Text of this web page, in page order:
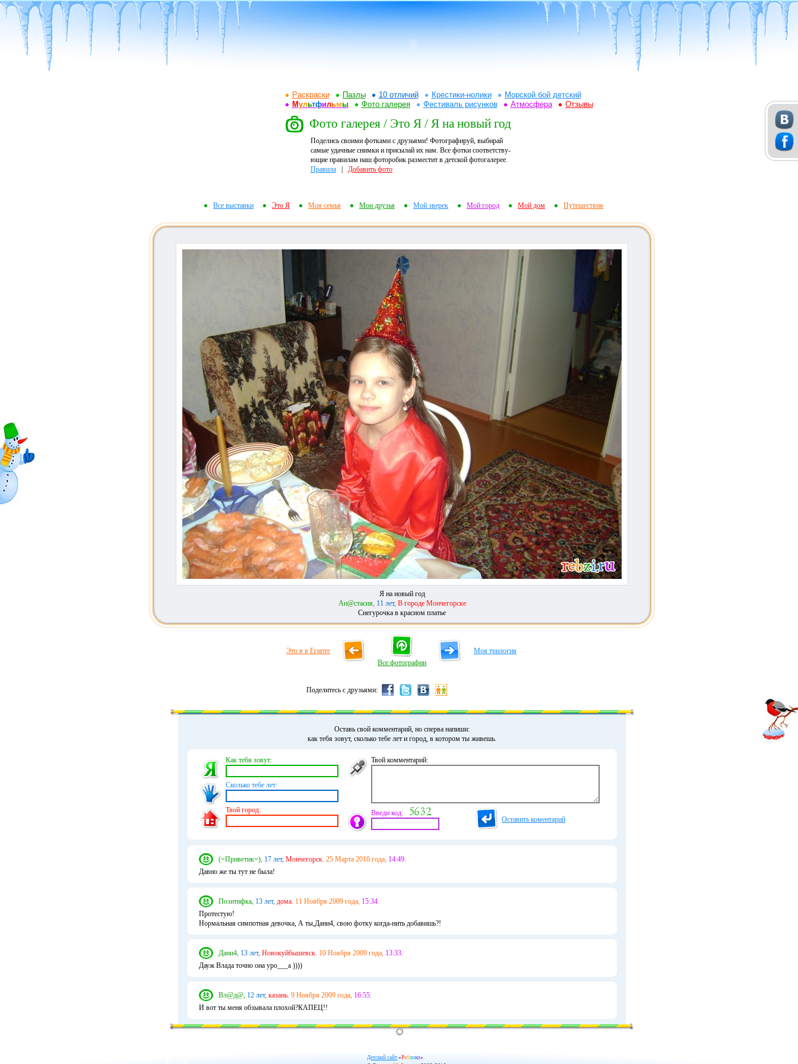
Раскраски Пазлы 10 отличий Крестики-нолики
Морской бой детский
Мультфильмы Фото галерея Фестиваль рисунков Атмосфера Отзывы
Фото галерея / Это Я / Я на новый год
Поделись своими фотками с друзьями! Фотографируй, выбирай
самые удачные снимки и присылай их нам. Все фотки соответству-
ющие правилам наш фоторобик разместит в детской фотогалерее.
Правила| Добавить фото
Все выставки Это Я Моя семья Мои друзья Мой зверек Мой город Мой дом Путешествия
Я на новый год
Ан@стасия, 11 лет, В городе Мончегорске
Снегурочка в красном платье
Это я в Египте
Все фотографии
Моя трилогия
Поделитесь с друзьями:
Оставь свой комментарий, но сперва напиши:
как тебя зовут, сколько тебе лет и город, в котором ты живешь.
Как тебя зовут:
Сколько тебе лет:
Твой город:
Твой комментарий:
Введи код:
Оставить коментарий
(=Приветик=), 17 лет, Мончегорск. 25 Марта 2010 года, 14:49.
Давно же ты тут не была!
Позитифка, 13 лет, дома. 11 Ноября 2009 года, 15:34.
Протестую!
Нормальная симпотная девочка, А ты,Дани4, свою фотку когда-нить добавишь?!
Дани4, 13 лет, Новокуйбышевск. 10 Ноября 2009 года, 13:33.
Дауж Влада точно она уро___а ))))
Вл@д@, 12 лет, казань. 9 Ноября 2009 года, 16:55.
И вот ты меня обзывала плохой?КАПЕЦ!!
Детский сайт «Ребзики»